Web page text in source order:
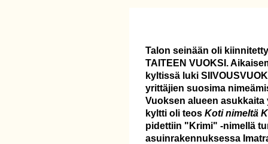
Talon seinään oli
TAITEEN VUOKSI.
kyltissä luki
yrittäjien suosima
Vuoksen alueen asukkaita
kyltti oli teos Koti nimeltä
pidettiin "Krimi" -nimellä
asuinrakennuksessa